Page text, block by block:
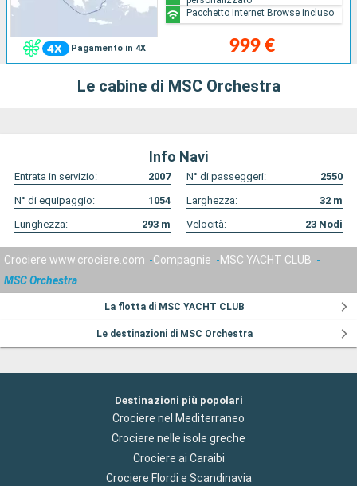
Pagamento in 4X 999 €
Pacchetto Internet Browse incluso
Le cabine di MSC Orchestra
Info Navi
Entrata in servizio: 2007 N° di passeggeri:
2550
N° di equipaggio:
1054 Larghezza: 32 m
Lunghezza:
293 m Velocità: 23 Nodi
Crociere www.crociere.com Compagnie
MSC YACHT CLUB
MSC Orchestra
La flotta di MSC YACHT CLUB
Le destinazioni di MSC Orchestra
Destinazioni più popolari
Crociere nel Mediterraneo
Crociere nelle isole greche
Crociere ai Caraibi
Crociere Flordi e Scandinavia